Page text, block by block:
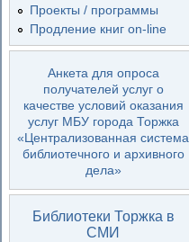
Проекты / программы
Продление книг on-line
Анкета для опроса
получателей услуг о
качестве условий оказания
услуг МБУ города Торжка
«Централизованная система
библиотечного и архивного
дела»
Библиотеки Торжка в
СМИ